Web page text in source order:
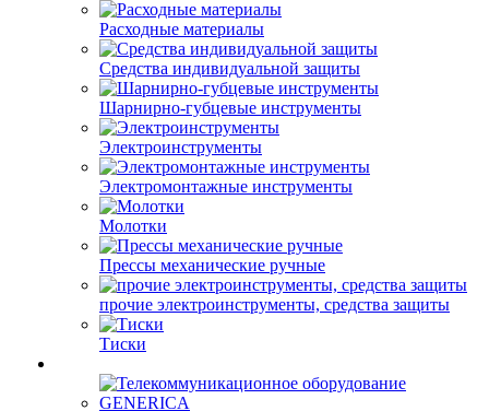
Расходные материалы
Средства индивидуальной защиты
Шарнирно-губцевые инструменты
Электроинструменты
Электромонтажные инструменты
Молотки
Прессы механические ручные
прочие электроинструменты, средства защиты
Тиски